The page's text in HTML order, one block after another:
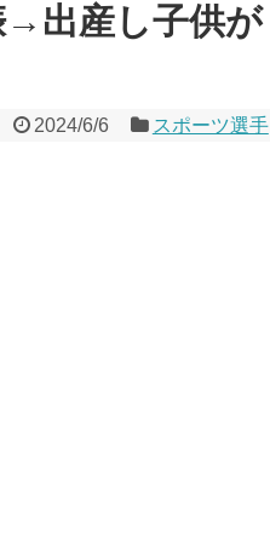
→出産し子供が
2024/6/6 スポーツ選手